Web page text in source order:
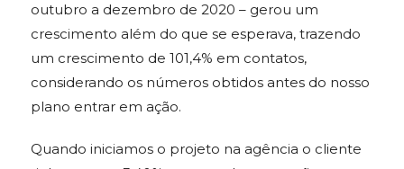
outubro a dezembro de 2020 – gerou um
crescimento além do que se esperava, trazendo
um crescimento de 101,4% em contatos,
considerando os números obtidos antes do nosso
plano entrar em ação.
Quando iniciamos o projeto na agência o cliente